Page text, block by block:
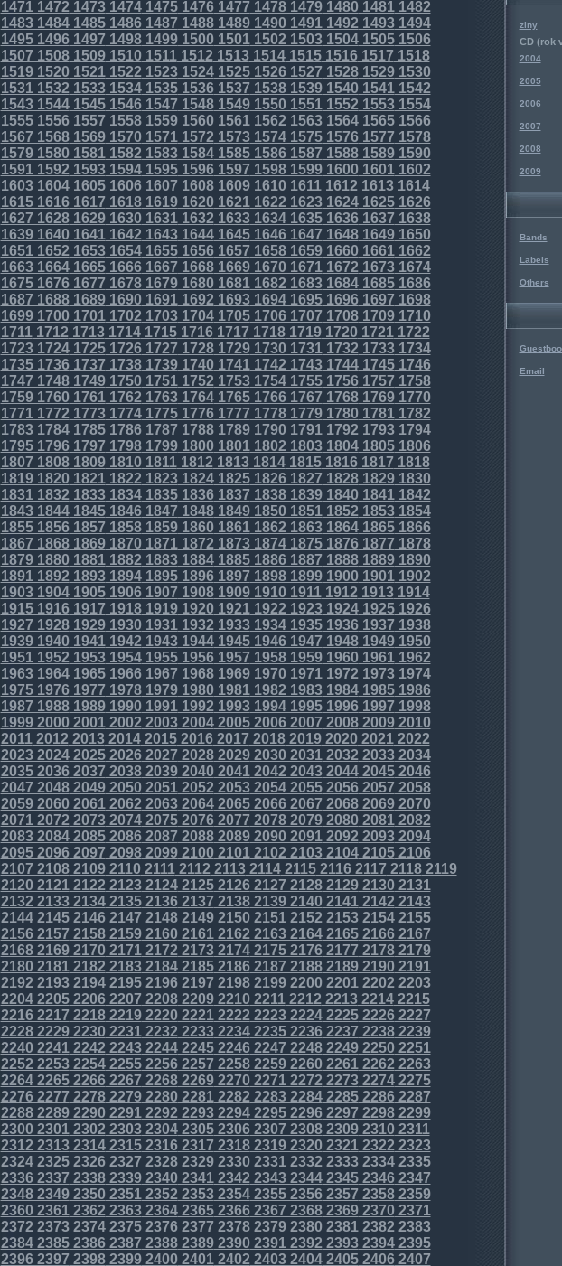
14711472 14731474147514761477 14781479148014811482
14831484148514861487 14881489149014911492 14931494
149514961497 14981499150015011502 1503150415051506
1507 15081509151015111512 15131514151515161517 1518
1519152015211522 15231524152515261527 152815291530
15311532 15331534153515361537 15381539154015411542
15431544154515461547 15481549155015511552 15531554
155515561557 15581559156015611562 1563156415651566
1567 15681569157015711572 15731574157515761577 1578
1579158015811582 15831584158515861587 158815891590
15911592 15931594159515961597 15981599160016011602
16031604160516061607 16081609161016111612 16131614
161516161617 16181619162016211622 1623162416251626
1627 16281629163016311632 16331634163516361637 1638
1639164016411642 16431644164516461647 164816491650
16511652 16531654165516561657 16581659166016611662
16631664166516661667 16681669167016711672 16731674
167516761677 16781679168016811682 1683168416851686
1687 16881689169016911692 16931694169516961697 1698
1699170017011702 17031704170517061707 170817091710
17111712 17131714171517161717 17181719172017211722
17231724172517261727 17281729173017311732 17331734
173517361737 17381739174017411742 1743174417451746
1747 17481749175017511752 17531754175517561757 1758
1759176017611762 17631764176517661767 176817691770
17711772 17731774177517761777 17781779178017811782
17831784178517861787 17881789179017911792 17931794
179517961797 17981799180018011802 1803180418051806
1807 18081809181018111812 18131814181518161817 1818
1819182018211822 18231824182518261827 182818291830
18311832 18331834183518361837 18381839184018411842
18431844184518461847 18481849185018511852 18531854
185518561857 18581859186018611862 1863186418651866
1867 18681869187018711872 18731874187518761877 1878
1879188018811882 18831884188518861887 188818891890
18911892 18931894189518961897 18981899190019011902
19031904190519061907 19081909191019111912 19131914
191519161917 19181919192019211922 1923192419251926
1927 19281929193019311932 19331934193519361937 1938
1939194019411942 19431944194519461947 194819491950
19511952 19531954195519561957 19581959196019611962
19631964196519661967 19681969197019711972 19731974
197519761977 19781979198019811982 1983198419851986
1987 19881989199019911992 19931994199519961997 1998
1999200020012002 20032004200520062007 200820092010
20112012 20132014201520162017 20182019202020212022
20232024202520262027 20282029203020312032 20332034
203520362037 20382039204020412042 2043204420452046
2047 20482049205020512052 20532054205520562057 2058
2059206020612062 20632064206520662067 206820692070
20712072 20732074207520762077 20782079208020812082
20832084208520862087 20882089209020912092 20932094
209520962097 20982099210021012102 2103210421052106
2107 21082109211021112112 21132114211521162117 21182119
212021212122 21232124212521262127 2128212921302131
2132 21332134213521362137 21382139214021412142 2143
2144214521462147 21482149215021512152 215321542155
21562157 21582159216021612162 21632164216521662167
21682169217021712172 21732174217521762177 21782179
218021812182 21832184218521862187 2188218921902191
2192 21932194219521962197 21982199220022012202 2203
2204220522062207 22082209221022112212 221322142215
22162217 22182219222022212222 22232224222522262227
22282229223022312232 22332234223522362237 22382239
224022412242 22432244224522462247 2248224922502251
2252 22532254225522562257 22582259226022612262 2263
2264226522662267 22682269227022712272 227322742275
22762277 22782279228022812282 22832284228522862287
22882289229022912292 22932294229522962297 22982299
230023012302 23032304230523062307 2308230923102311
2312 23132314231523162317 23182319232023212322 2323
2324232523262327 23282329233023312332 233323342335
23362337 23382339234023412342 23432344234523462347
23482349235023512352 23532354235523562357 23582359
236023612362 23632364236523662367 2368236923702371
2372 23732374237523762377 23782379238023812382 2383
2384238523862387 23882389239023912392 239323942395
23962397 23982399240024012402 24032404240524062407
ziny
CD (rok
2004
2005
2006
2007
2008
2009
Bands
Labels
Others
Email